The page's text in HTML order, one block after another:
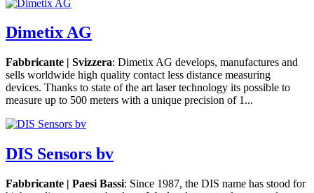
Dimetix AG
Fabbricante | Svizzera: Dimetix AG develops, manufactures and
sells worldwide high quality contact less distance measuring
devices. Thanks to state of the art laser technology its possible to
measure up to 500 meters with a unique precision of 1...
DIS Sensors bv
Fabbricante | Paesi Bassi: Since 1987, the DIS name has stood for